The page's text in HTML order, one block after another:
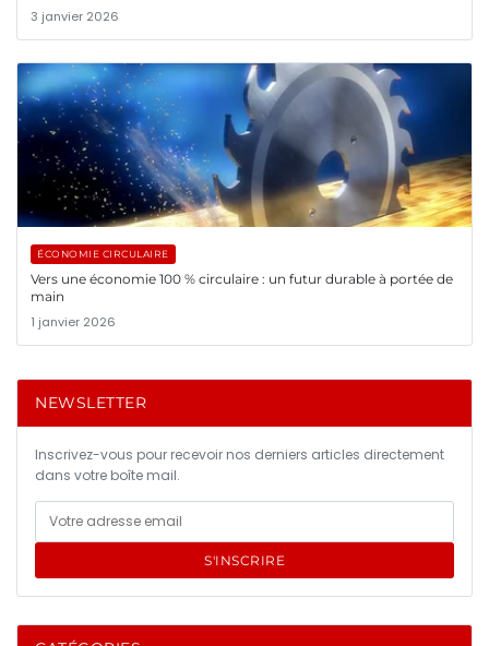
3 janvier 2026
ÉCONOMIE CIRCULAIRE
Vers une économie 100 % circulaire : un futur durable à portée de
main
1 janvier 2026
NEWSLETTER
Inscrivez-vous pour recevoir nos derniers articles directement
dans votre boîte mail.
S'INSCRIRE